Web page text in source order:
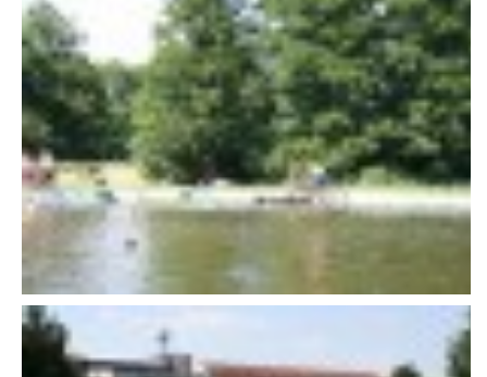
sdhlicomelice@seznam.cz
© 2026 eStránky.cz